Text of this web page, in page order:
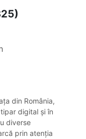
din România,
digital și în
diverse
prin atenția